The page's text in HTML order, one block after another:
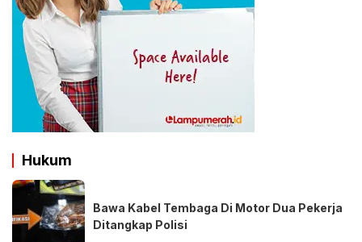
Hukum
Bawa Kabel Tembaga Di Motor Dua Pekerja
Ditangkap Polisi